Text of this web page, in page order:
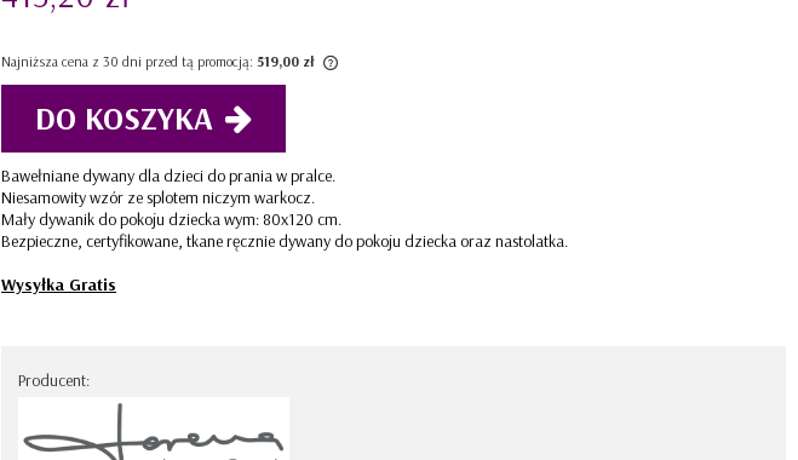
STRIPES
Kolekcja Manhattan
Najniższa cena z 30 dni przed tą promocją: 519,00 zł
Jeżeli produkt jest sprzedawany krócej niż 30
dni, wyświetlana jest najniższa cena od
sprzedaży.
DO KOSZYKA
Bawełniane dywany dla dzieci do prania w pralce.
Niesamowity wzór ze splotem niczym warkocz.
Mały dywanik do pokoju dziecka wym: 80x120 cm.
Bezpieczne, certyfikowane, tkane ręcznie dywany do pokoju dziecka oraz nastolatka.
Wysyłka Gratis
Producent: